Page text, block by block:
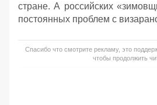
стране. А российских
постоянных проблем с
Спасибо что смотрите рекламу, это
чтобы продолжить